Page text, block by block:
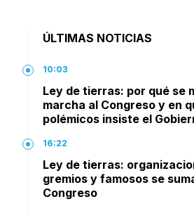
ÚLTIMAS NOTICIAS
10:03
Ley de tierras: por qué se
marcha al Congreso y en
polémicos insiste el
16:22
Ley de tierras:
gremios y famosos se
Congreso